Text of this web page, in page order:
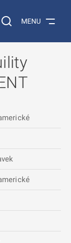
Vyhledávání na
MENU